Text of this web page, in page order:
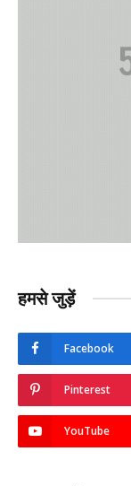
हमसे जुड़ें
Facebook
Pinterest
YouTube